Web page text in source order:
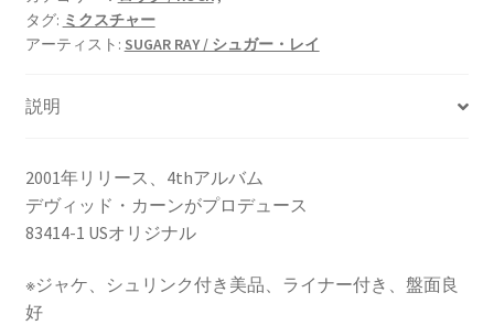
タグ: ミクスチャー
アーティスト: SUGAR RAY / シュガー・レイ
説明
2001年リリース、4thアルバム
デヴィッド・カーンがプロデュース
83414-1 USオリジナル
※ジャケ、シュリンク付き美品、ライナー付き、盤面良
好